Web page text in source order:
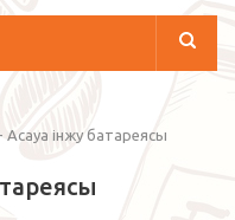
- Acaya інжу батареясы